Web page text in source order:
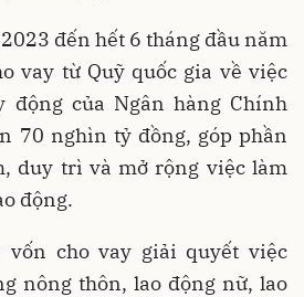
đến hết 6 tháng đầu năm
vay từ Quỹ quốc gia về việc
động của Ngân hàng Chính
70 nghìn tỷ đồng, góp phần
duy trì và mở rộng việc làm
động.
vốn cho vay giải quyết việc
nông thôn, lao động nữ, lao